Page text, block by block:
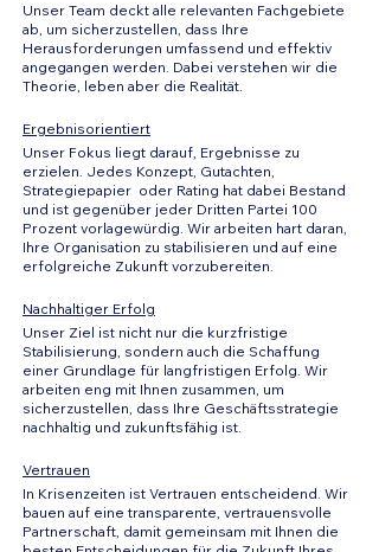
Unser Team deckt alle relevanten Fachgebiete
ab, um sicherzustellen, dass Ihre
Herausforderungen umfassend und effektiv
angegangen werden. Dabei verstehen wir die
Theorie, leben aber die Realität.
Ergebnisorientiert
Unser Fokus liegt darauf, Ergebnisse zu
erzielen. Jedes Konzept, Gutachten,
Strategiepapier oder Rating hat dabei Bestand
und ist gegenüber jeder Dritten Partei 100
Prozent vorlagewürdig. Wir arbeiten hart daran,
Ihre Organisation zu stabilisieren und auf eine
erfolgreiche Zukunft vorzubereiten.
Nachhaltiger Erfolg
Unser Ziel ist nicht nur die kurzfristige
Stabilisierung, sondern auch die Schaffung
einer Grundlage für langfristigen Erfolg. Wir
arbeiten eng mit Ihnen zusammen, um
sicherzustellen, dass Ihre Geschäftsstrategie
nachhaltig und zukunftsfähig ist.
Vertrauen
In Krisenzeiten ist Vertrauen entscheidend. Wir
bauen auf eine transparente, vertrauensvolle
Partnerschaft, damit gemeinsam mit Ihnen die